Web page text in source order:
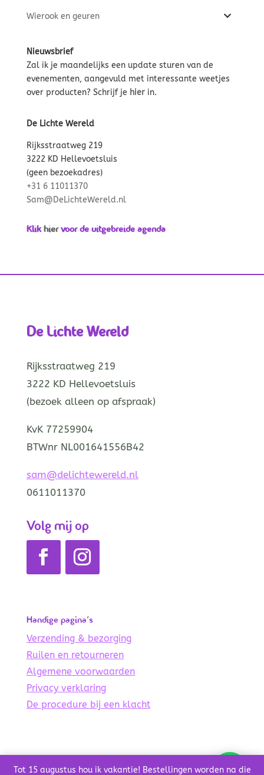
Tot 15 augustus hou ik vakantie! Bestellingen worden na die
Wierook en geuren
Nieuwsbrief
Zal ik je maandelijks een update sturen van de
evenementen, aangevuld met interessante weetjes
over producten? Schrijf je hierin.
De Lichte Wereld
Rijksstraatweg 219
3222 KD Hellevoetsluis
(geen bezoekadres)
+31 6 11011370
Sam@DeLichteWereld.nl
Klikhiervoor de uitgebreide agenda
De Lichte Wereld
Rijksstraatweg 219
3222 KD Hellevoetsluis
(bezoek alleen op afspraak)
KvK 77259904
BTWnr NL001641556B42
sam@delichtewereld.nl
0611011370
Volg mij op
Handige pagina’s
Verzending & bezorging
Ruilen en retourneren
Algemene voorwaarden
Privacy verklaring
De procedure bij een klacht
Credits